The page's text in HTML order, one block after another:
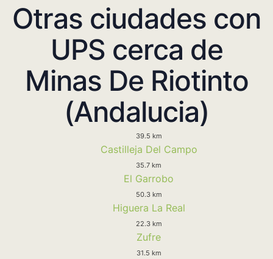
Otras ciudades con
UPS cerca de
Minas De Riotinto
(Andalucia)
39.5 km
Castilleja Del Campo
35.7 km
El Garrobo
50.3 km
Higuera La Real
22.3 km
Zufre
31.5 km